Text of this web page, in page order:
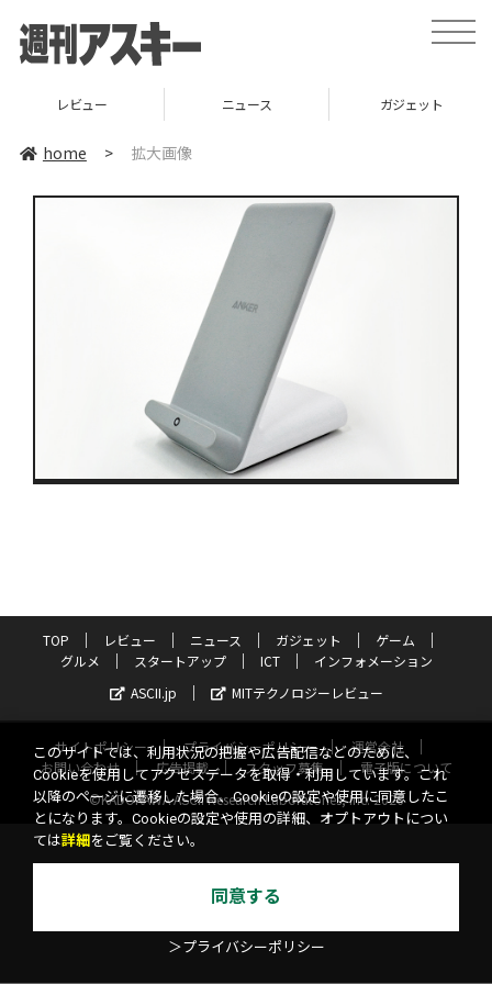
toggle
レビュー ニュース ガジェット
home > 拡大画像
TOP レビュー ニュース ガジェット
ゲーム
グルメ
スタートアップ ICT
インフォメーション
ASCII.jp
MITテクノロジーレビュー
サイトポリシー プライバシーポリシー
運営会社
お問い合わせ
広告掲載 スタッフ募集
電子版について
©KADOKAWA ASCII Research Laboratories, Inc. 2026
このサイトでは、利用状況の把握や広告配信などのために、
Cookieを使用してアクセスデータを取得・利用しています。これ
以降のページに遷移した場合、Cookieの設定や使用に同意したこ
とになります。Cookieの設定や使用の詳細、オプトアウトについ
ては詳細 をご覧ください。
同意する
＞プライバシーポリシー